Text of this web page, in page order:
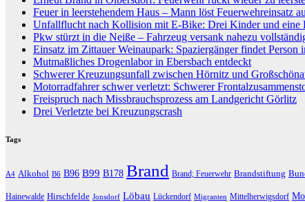
Feuer in leerstehendem Haus – Mann löst Feuerwehreinsatz
Unfallflucht nach Kollision mit E-Bike: Drei Kinder und eine
Pkw stürzt in die Neiße – Fahrzeug versank nahezu
Einsatz im Zittauer Weinaupark: Spaziergänger findet Person
Mutmaßliches Drogenlabor in Ebersbach entdeckt
Schwerer Kreuzungsunfall zwischen Hörnitz und
Motorradfahrer schwer verletzt: Schwerer
Freispruch nach Missbrauchsprozess am Landgericht Görlitz
Drei Verletzte bei Kreuzungscrash
Tags
A4 Alkohol B6 B96 B99 B178 Brand Brand; Feuerwehr Brandstiftung
Hainewalde Hirschfelde Jonsdorf Löbau Lückendorf Migranten Mittelherwigsdorf